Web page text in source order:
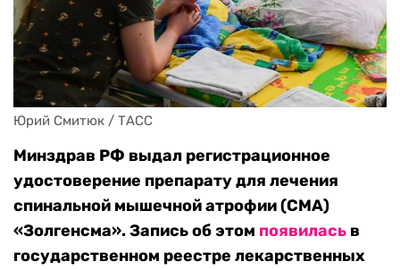
Юрий Смитюк / ТАСС
Минздрав РФ выдал регистрационное
удостоверение препарату для лечения
спинальной мышечной атрофии (СМА)
«Золгенсма». Запись об этом появилась в
государственном реестре лекарственных